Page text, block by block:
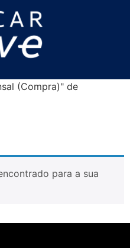
(Compra)" de
para a sua